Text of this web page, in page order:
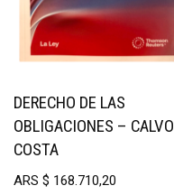
DERECHO DE LAS
OBLIGACIONES – CALVO
COSTA
ARS $ 168.710,20